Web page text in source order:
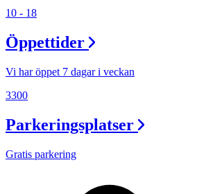
10 - 18
Öppettider
Vi har öppet 7 dagar i veckan
3300
Parkeringsplatser
Gratis parkering